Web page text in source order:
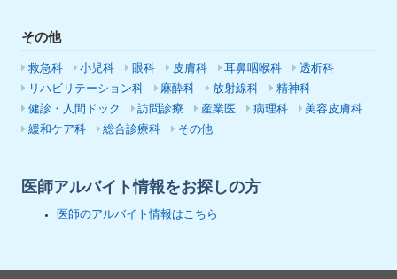
その他
救急科 小児科 眼科 皮膚科 耳鼻咽喉科
透析科
リハビリテーション科
麻酔科 放射線科
精神科
健診・人間ドック
訪問診療 産業医 病理科
美容皮膚科
緩和ケア科
総合診療科 その他
医師アルバイト情報をお探しの方
医師のアルバイト情報はこちら